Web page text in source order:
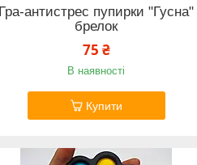
Гра-антистрес пупирки "Гусна"
брелок
75 ₴
В наявності
Купити